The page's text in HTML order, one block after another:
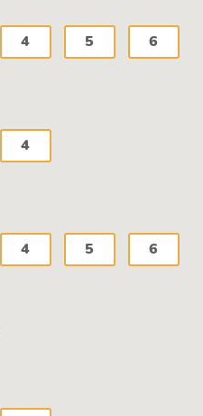
4 5 6
4
4 5 6